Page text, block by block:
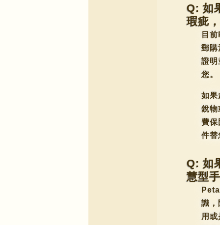
Q: 如
瑕疵
目
郵購
證明
您。
如果
銳物
費保
件替
Q: 如
慧型
識，
用